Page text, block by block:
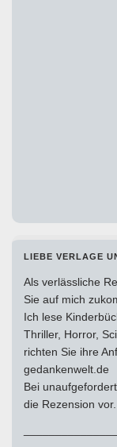
LIEBE VERLAGE
Als verlässliche
Sie auf mich
Ich lese
Thriller, Horror,
richten Sie ihre
gedankenwelt.de
Bei
die Rezension vor.